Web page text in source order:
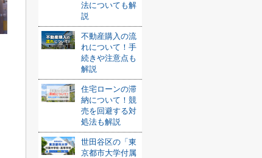
法についても解
説
不動産購入の流
れについて！手
続きや注意点も
解説
住宅ローンの滞
納について！競
売を回避する対
処法も解説
世田谷区の「東
京都市大学付属